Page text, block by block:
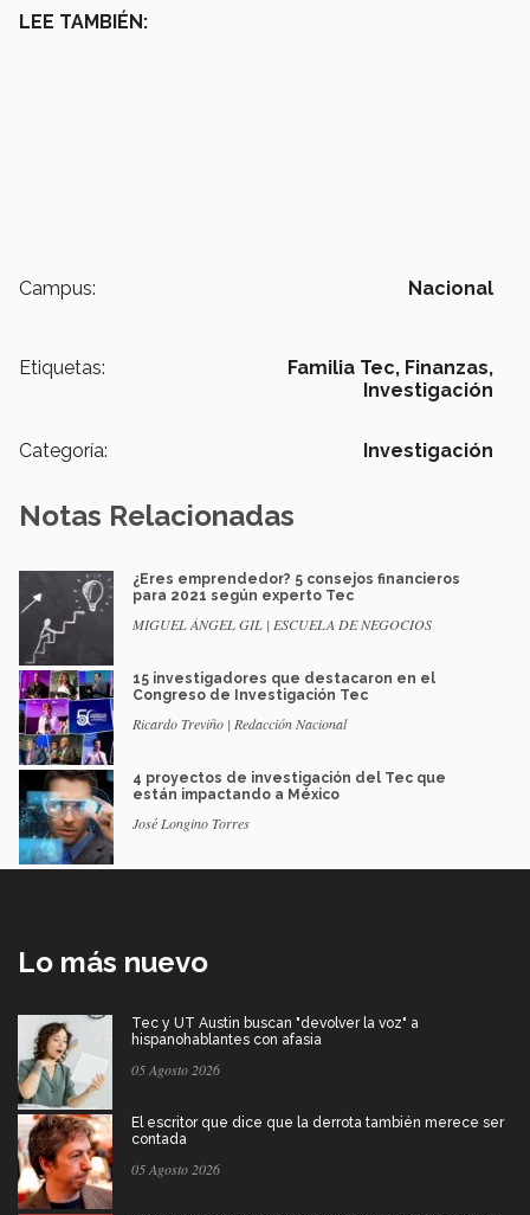
LEE TAMBIÉN:
Campus: Nacional
Etiquetas: Familia Tec, Finanzas,
Investigación
Categoría: Investigación
Notas Relacionadas
¿Eres emprendedor? 5 consejos financieros
para 2021 según experto Tec
MIGUEL ÁNGEL GIL | ESCUELA DE NEGOCIOS
15 investigadores que destacaron en el
Congreso de Investigación Tec
Ricardo Treviño | Redacción Nacional
4 proyectos de investigación del Tec que
están impactando a México
José Longino Torres
Lo más nuevo
Tec y UT Austin buscan "devolver la voz" a
hispanohablantes con afasia
05 Agosto 2026
El escritor que dice que la derrota también merece ser
contada
05 Agosto 2026